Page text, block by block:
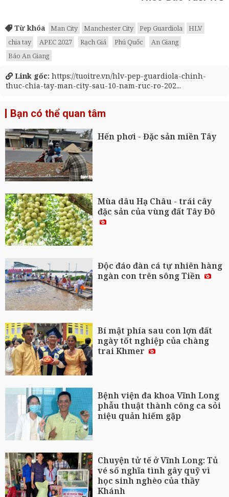
Từ khóa Man City Manchester City Pep Guardiola
HLV
chia tay
APEC 2027 Rạch Giá Phú Quốc
An Giang
Báo An Giang
Link gốc: https://tuoitre.vn/hlv-pep-guardiola-chinh-
thuc-chia-tay-man-city-sau-10-nam-ruc-ro-202...
Bạn có thể quan tâm
Hến phơi - Đặc sản miền Tây
Mùa dâu Hạ Châu - trái cây
đặc sản của vùng đất Tây Đô
Độc đáo đàn cá tự nhiên hàng
ngàn con trên sông Tiền
Bí mật phía sau con lợn đất
ngày tốt nghiệp của chàng
trai Khmer
Bệnh viện đa khoa Vĩnh Long
phẫu thuật thành công ca sỏi
niệu quản hiếm gặp
Chuyện tử tế ở Vĩnh Long: Tủ
vé số nghĩa tình gây quỹ vì
học sinh nghèo của thầy
Khánh